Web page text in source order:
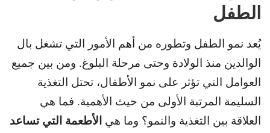
الطفل
يُعد نمو الطفل وتطوره من أهم الأمور التي تشغل بال
الوالدين منذ الولادة وحتى مرحلة البلوغ. ومن بين جميع
العوامل التي تؤثر على نمو الأطفال، تحتل التغذية
السليمة المرتبة الأولى من حيث الأهمية. فما هي
العلاقة بين التغذية والنمو؟ وما هي الأطعمة التي تساعد